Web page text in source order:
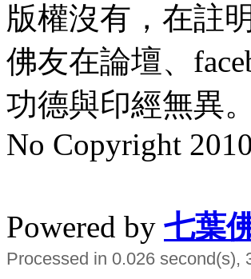
版權沒有，在註
佛友在論壇、
功德與印經無異。
No Copyright
Powered by 七葉
Processed in 0.026 second(s),